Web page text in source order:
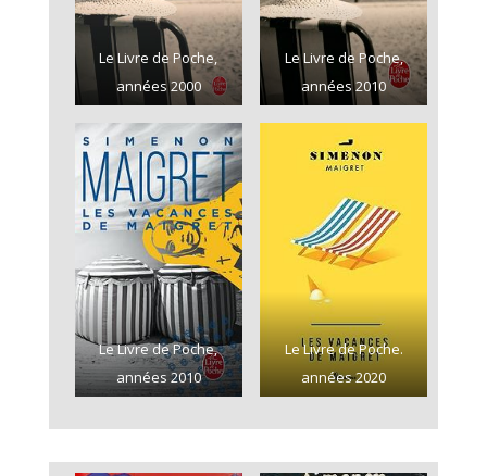
Le Livre de Poche,
années 2000
Le Livre de Poche,
années 2010
Le Livre de Poche,
années 2010
Le Livre de Poche.
années 2020